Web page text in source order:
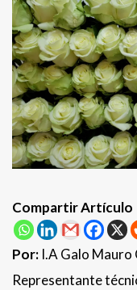
Compartir Artículo
Por: I.A Galo
Representante